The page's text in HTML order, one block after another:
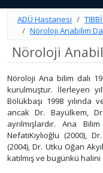
ADÜ Hastanesi
Nöroloji Anabilim
Nöroloji
Nöroloji Ana bilim dalı
kurulmuştur. İlerleyen
Bölükbaşı 1998 yılında
ancak Dr. Bayülkem,
ayrılmışlardır. Ana
NefatiKıylıoğlu (2000),
(2004), Dr. Utku Oğan
katılmış ve bugünkü halini